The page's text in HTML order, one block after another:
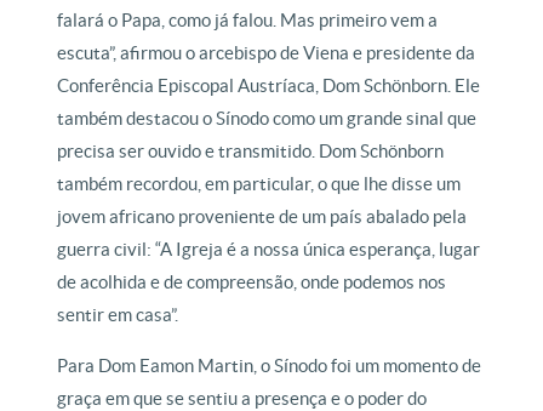
falará o Papa, como já falou. Mas primeiro vem a
escuta”, afirmou o arcebispo de Viena e presidente da
Conferência Episcopal Austríaca, Dom Schönborn. Ele
também destacou o Sínodo como um grande sinal que
precisa ser ouvido e transmitido. Dom Schönborn
também recordou, em particular, o que lhe disse um
jovem africano proveniente de um país abalado pela
guerra civil: “A Igreja é a nossa única esperança, lugar
de acolhida e de compreensão, onde podemos nos
sentir em casa”.
Para Dom Eamon Martin, o Sínodo foi um momento de
graça em que se sentiu a presença e o poder do